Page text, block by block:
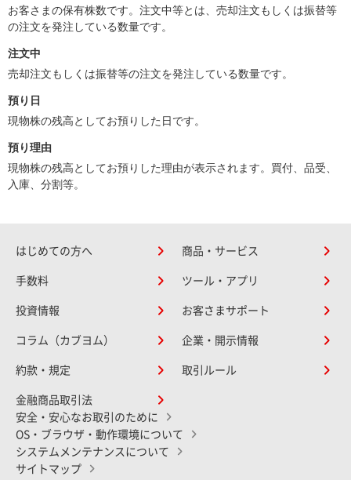
お客さまの保有株数です。注文中等とは、売却注文もしくは振替等
の注文を発注している数量です。
注文中
売却注文もしくは振替等の注文を発注している数量です。
預り日
現物株の残高としてお預りした日です。
預り理由
現物株の残高としてお預りした理由が表示されます。買付、品受、
入庫、分割等。
はじめての方へ 商品・サービス
手数料 ツール・アプリ
投資情報 お客さまサポート
コラム（カブヨム） 企業・開示情報
約款・規定 取引ルール
金融商品取引法
安全・安心なお取引のために
OS・ブラウザ・動作環境について
システムメンテナンスについて
サイトマップ